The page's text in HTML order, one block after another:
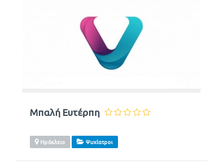
Μπαλή Ευτέρπη
Ηράκλειο Ψυχίατροι